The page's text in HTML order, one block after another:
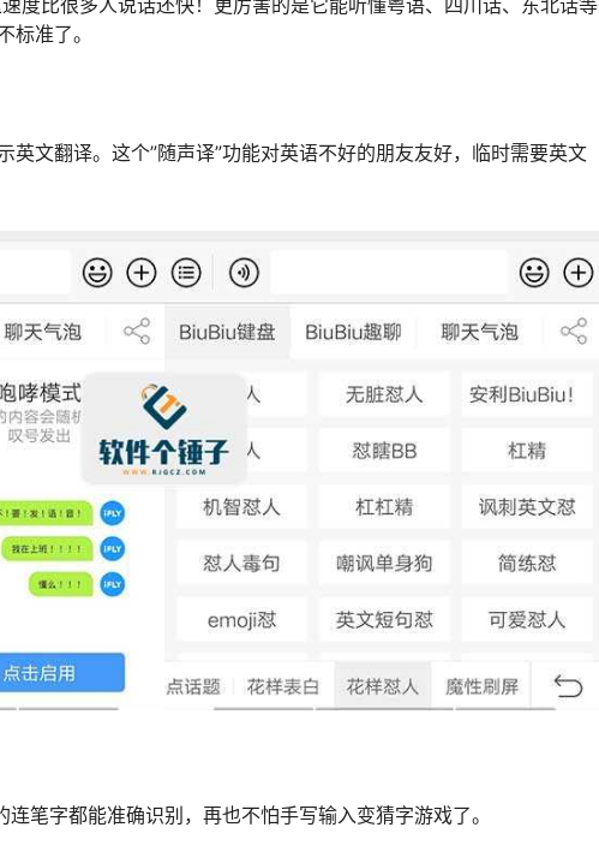
标准了。
英文翻译。这个”随声译”功能对英语不好的朋友友好，临时需要英文
笔字都能准确识别，再也不怕手写输入变猜字游戏了。